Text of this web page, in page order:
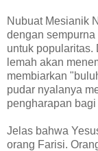
Nubuat Mesianik
dengan
untuk popularitas.
lemah akan
membiarkan
pudar nyalanya
pengharapan
Jelas bahwa
orang Farisi.